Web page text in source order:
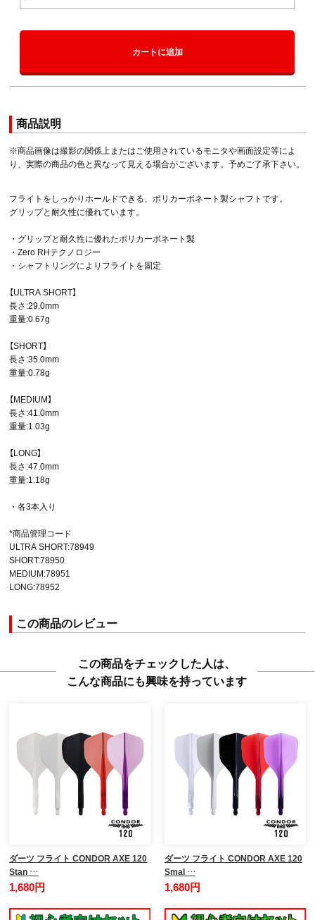
カートに追加
商品説明
※商品画像は撮影の関係上またはご使用されているモニタや画面設定等によ
り、実際の商品の色と異なって見える場合がございます。予めご了承下さい。
フライトをしっかりホールドできる、ポリカーボネート製シャフトです。
グリップと耐久性に優れています。
・グリップと耐久性に優れたポリカーボネート製
・Zero RHテクノロジー
・シャフトリングによりフライトを固定
【ULTRA SHORT】
長さ:29.0mm
重量:0.67g
【SHORT】
長さ:35.0mm
重量:0.78g
【MEDIUM】
長さ:41.0mm
重量:1.03g
【LONG】
長さ:47.0mm
重量:1.18g
・各3本入り
*商品管理コード
ULTRA SHORT:78949
SHORT:78950
MEDIUM:78951
LONG:78952
この商品のレビュー
この商品をチェックした人は、
こんな商品にも興味を持っています
ダーツ フライト CONDOR AXE 120
Stan …
1,680円
ダーツ フライト CONDOR AXE 120
Smal …
1,680円